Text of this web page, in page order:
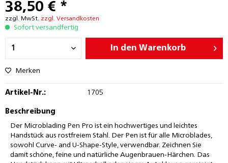
38,50 € *
zzgl. MwSt. zzgl. Versandkosten
Sofort versandfertig
In den Warenkorb
Merken
Artikel-Nr.: 1705
Beschreibung
Der Microblading Pen Pro ist ein hochwertiges und leichtes
Handstück aus rostfreiem Stahl. Der Pen ist für alle Microblades,
sowohl Curve- and U-Shape-Style, verwendbar. Zeichnen Sie
damit schöne, feine und natürliche Augenbrauen-Härchen. Das